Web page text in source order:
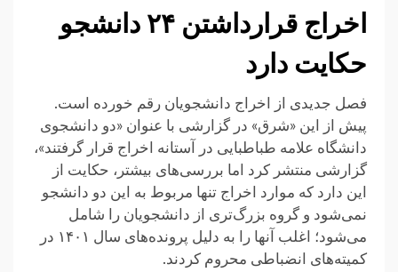
اخراج قرارداشتن ۲۴ دانشجو
حکایت دارد
فصل جدیدی از اخراج دانشجویان رقم خورده است.
پیش از این «شرق» در گزارشی با عنوان «دو دانشجوی
دانشگاه علامه طباطبایی در آستانه اخراج قرار گرفتند»،
گزارشی منتشر کرد اما بررسی‌های بیشتر، حکایت از
این دارد که موارد اخراج تنها مربوط به این دو دانشجو
نمی‌شود و گروه بزرگ‌تری از دانشجویان را شامل
می‌شود؛ اغلب آنها را به دلیل پرونده‌های سال ۱۴۰۱ در
کمیته‌های انضباطی محروم کردند.